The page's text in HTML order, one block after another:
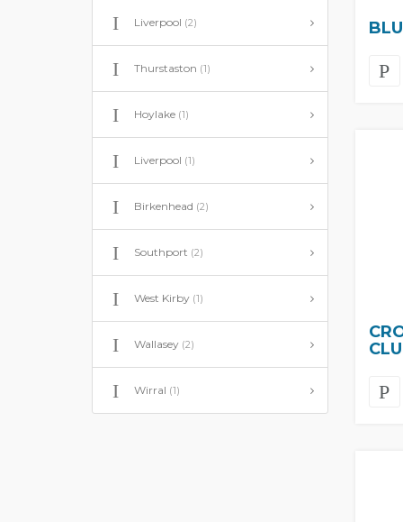
Liverpool (2)
Thurstaston (1)
Hoylake (1)
Liverpool (1)
Birkenhead (2)
Southport (2)
West Kirby (1)
Wallasey (2)
Wirral (1)